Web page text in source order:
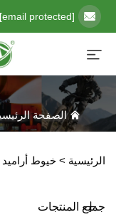
[email protected]
الصفحة
الرئيسية > خيوط أراميد
جميع المنتجات